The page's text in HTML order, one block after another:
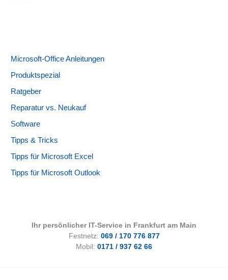
Microsoft-Office Anleitungen
Produktspezial
Ratgeber
Reparatur vs. Neukauf
Software
Tipps & Tricks
Tipps für Microsoft Excel
Tipps für Microsoft Outlook
Ihr persönlicher IT-Service in Frankfurt am Main
Festnetz: 069 / 170 776 877
Mobil: 0171 / 937 62 66